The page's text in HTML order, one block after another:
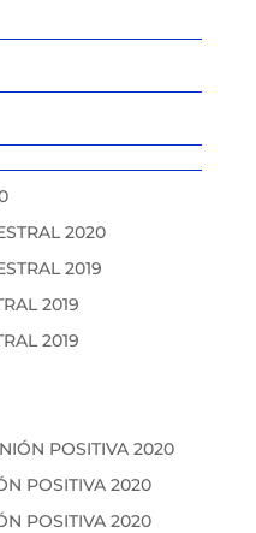
2020
2019
2019
2019
POSITIVA 2020
POSITIVA 2020
POSITIVA 2020